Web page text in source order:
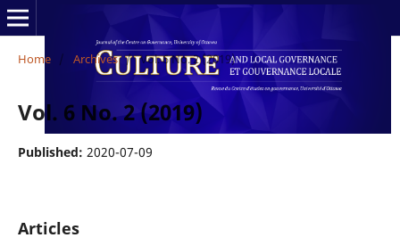
Home / Archives / Vol. 6 No. 2 (2019)
Vol. 6 No. 2 (2019)
Published: 2020-07-09
Articles